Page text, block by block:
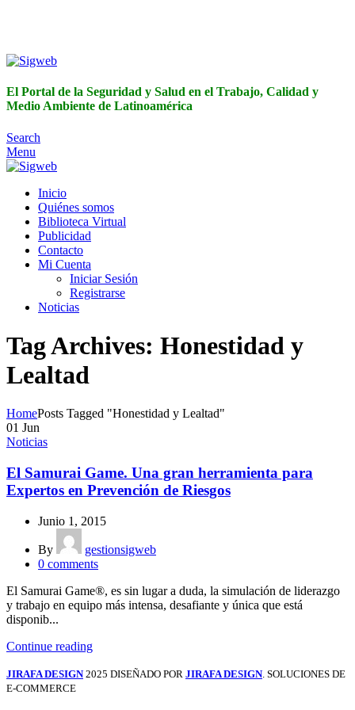
El Portal de la Seguridad y Salud en el Trabajo, Calidad y
Medio Ambiente de Latinoamérica
Search
Menu
Inicio
Quiénes somos
Biblioteca Virtual
Publicidad
Contacto
Mi Cuenta
Iniciar Sesión
Registrarse
Noticias
Tag Archives: Honestidad y
Lealtad
HomePosts Tagged "Honestidad y Lealtad"
01 Jun
Noticias
El Samurai Game. Una gran herramienta para
Expertos en Prevención de Riesgos
Junio 1, 2015
By
gestionsigweb
0 comments
El Samurai Game®, es sin lugar a duda, la simulación de liderazgo
y trabajo en equipo más intensa, desafiante y única que está
disponib...
Continue reading
JIRAFA DESIGN 2025 DISEÑADO POR JIRAFA DESIGN. SOLUCIONES DE
E-COMMERCE